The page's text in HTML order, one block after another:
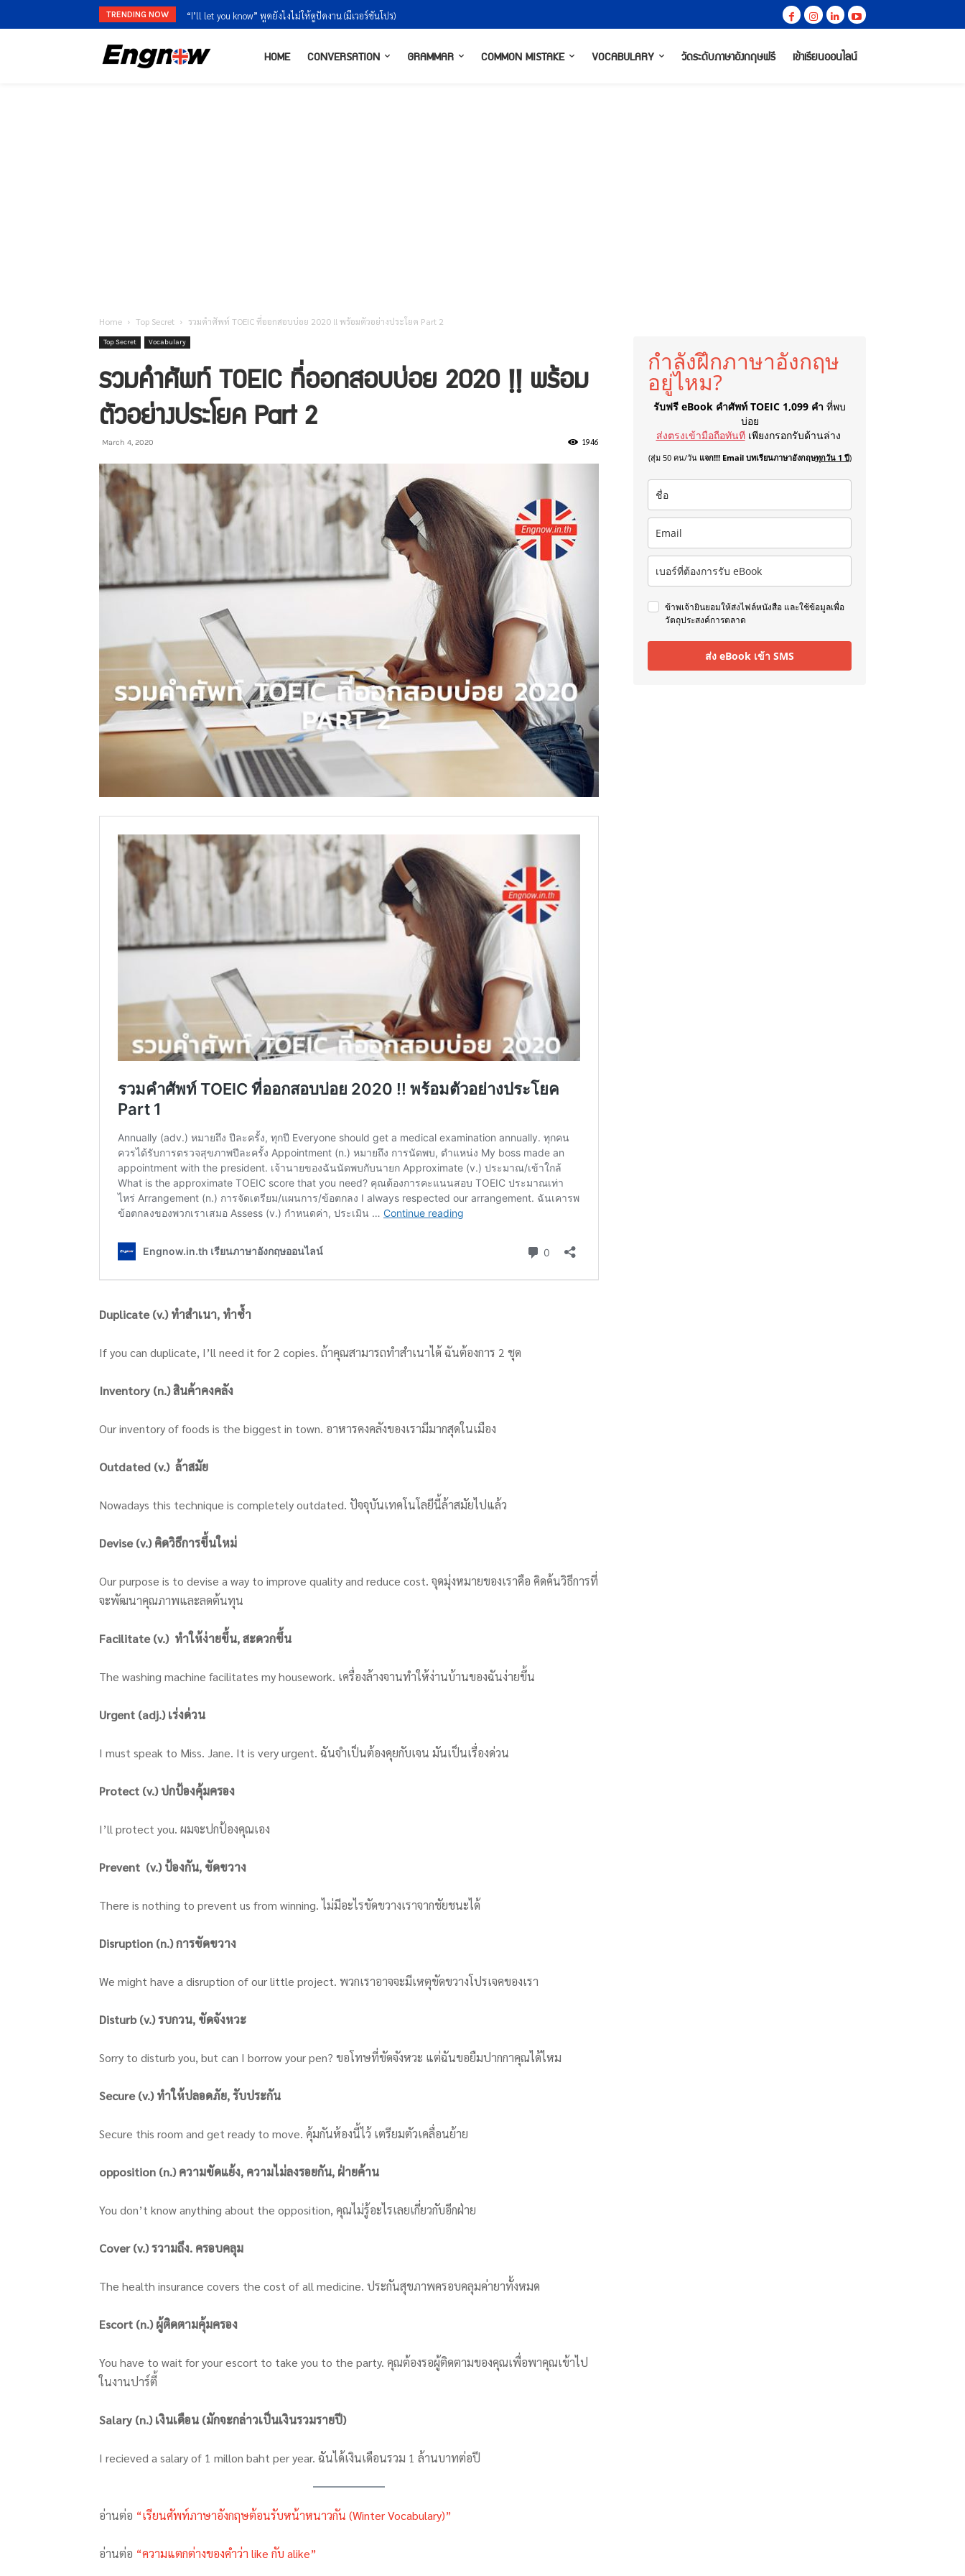
TRENDING NOW “I’m finished” vs “I’m done” ใช้ต่างกันยังไงให้ธรรมชาติ
HOME CONVERSATION GRAMMAR COMMON MISTAKE VOCABULARY วัดระดับภาษาอังกฤษฟรี เข้าเรียนออนไลน์
Home Top Secret รวมคำศัพท์ TOEIC ที่ออกสอบบ่อย 2020 !! พร้อมตัวอย่างประโยค Part 2
Top Secret Vocabulary
รวมคำศัพท์ TOEIC ที่ออกสอบบ่อย 2020 !! พร้อม
ตัวอย่างประโยค Part 2
March 4, 2020 1946
Duplicate (v.) ทำสำเนา, ทำซ้ำ
If you can duplicate, I’ll need it for 2 copies. ถ้าคุณสามารถทำสำเนาได้ ฉันต้องการ 2 ชุด
Inventory (n.) สินค้าคงคลัง
Our inventory of foods is the biggest in town. อาหารคงคลังของเรามีมากสุดในเมือง
Outdated (v.) ล้าสมัย
Nowadays this technique is completely outdated. ปัจจุบันเทคโนโลยีนี้ล้าสมัยไปแล้ว
Devise (v.) คิดวิธีการขึ้นใหม่
Our purpose is to devise a way to improve quality and reduce cost. จุดมุ่งหมายของเราคือ คิดค้นวิธีการที่
จะพัฒนาคุณภาพและลดต้นทุน
Facilitate (v.) ทำให้ง่ายขึ้น, สะดวกขึ้น
The washing machine facilitates my housework. เครื่องล้างจานทำให้ง่านบ้านของฉันง่ายขึ้น
Urgent (adj.) เร่งด่วน
I must speak to Miss. Jane. It is very urgent. ฉันจำเป็นต้องคุยกับเจน มันเป็นเรื่องด่วน
Protect (v.) ปกป้องคุ้มครอง
I’ll protect you. ผมจะปกป้องคุณเอง
Prevent (v.) ป้องกัน, ขัดขวาง
There is nothing to prevent us from winning. ไม่มีอะไรขัดขวางเราจากชัยชนะได้
Disruption (n.) การขัดขวาง
We might have a disruption of our little project. พวกเราอาจจะมีเหตุขัดขวางโปรเจคของเรา
Disturb (v.) รบกวน, ขัดจังหวะ
Sorry to disturb you, but can I borrow your pen? ขอโทษที่ขัดจังหวะ แต่ฉันขอยืมปากกาคุณได้ไหม
Secure (v.) ทำให้ปลอดภัย, รับประกัน
Secure this room and get ready to move. คุ้มกันห้องนี้ไว้ เตรียมตัวเคลื่อนย้าย
opposition (n.) ความขัดแย้ง, ความไม่ลงรอยกัน, ฝ่ายค้าน
You don’t know anything about the opposition, คุณไม่รู้อะไรเลยเกี่ยวกับอีกฝ่าย
Cover (v.) รวามถึง. ครอบคลุม
The health insurance covers the cost of all medicine. ประกันสุขภาพครอบคลุมค่ายาทั้งหมด
Escort (n.) ผู้ติดตามคุ้มครอง
You have to wait for your escort to take you to the party. คุณต้องรอผู้ติดตามของคุณเพื่อพาคุณเข้าไป
ในงานปาร์ตี้
Salary (n.) เงินเดือน (มักจะกล่าวเป็นเงินรวมรายปี)
I recieved a salary of 1 millon baht per year. ฉันได้เงินเดือนรวม 1 ล้านบาทต่อปี
อ่านต่อ “เรียนศัพท์ภาษาอังกฤษต้อนรับหน้าหนาวกัน (Winter Vocabulary)”
อ่านต่อ “ความแตกต่างของคำว่า like กับ alike”
กำลังฝึกภาษาอังกฤษ
อยู่ไหม?
รับฟรี eBook คำศัพท์ TOEIC 1,099 คำ ที่พบ
บ่อย
ส่งตรงเข้ามือถือทันที เพียงกรอกรับด้านล่าง
(สุ่ม 50 คน/วัน แจก!!! Email บทเรียนภาษาอังกฤษทุกวัน 1 ปี)
ข้าพเจ้ายินยอมให้ส่งไฟล์หนังสือ และใช้ข้อมูลเพื่อ
วัตถุประสงค์การตลาด
ส่ง eBook เข้า SMS